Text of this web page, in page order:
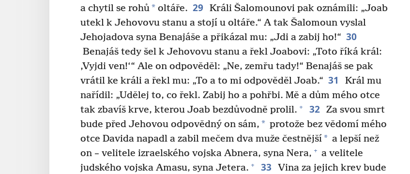
a chytil se rohů* oltáře. 29 Králi Šalomounovi pak oznámili: „Joab
utekl k Jehovovu stanu a stojí u oltáře.“ A tak Šalomoun vyslal
Jehojadova syna Benajáše a přikázal mu: „Jdi a zabij ho!“ 30
Benajáš tedy šel k Jehovovu stanu a řekl Joabovi: „Toto říká král:
‚Vyjdi ven!‘“ Ale on odpověděl: „Ne, zemřu tady!“ Benajáš se pak
vrátil ke králi a řekl mu: „To a to mi odpověděl Joab.“ 31
Král mu
nařídil: „Udělej to, co řekl. Zabij ho a pohřbi. Mě a dům mého otce
tak zbavíš krve, kterou Joab bezdůvodně prolil. + 32 Za svou smrt
bude před Jehovou odpovědný on sám, * protože bez vědomí mého
otce Davida napadl a zabil mečem dva muže čestnější* a lepší než
on – velitele izraelského vojska Abnera, syna Nera, + a velitele
judského vojska Amasu, syna Jetera. + 33
Vina za jejich krev bude